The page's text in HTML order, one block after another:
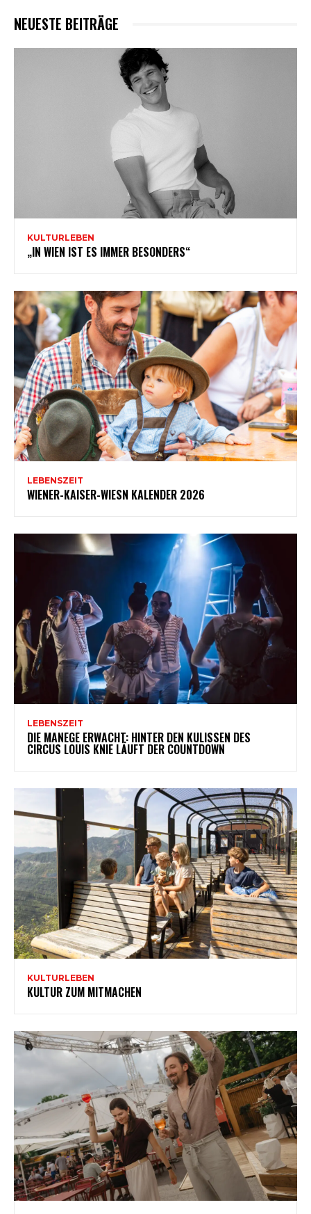
NEUESTE BEITRÄGE
KULTURLEBEN
„IN WIEN IST ES IMMER BESONDERS“
LEBENSZEIT
WIENER-KAISER-WIESN KALENDER 2026
LEBENSZEIT
DIE MANEGE ERWACHT: HINTER DEN KULISSEN DES
CIRCUS LOUIS KNIE LÄUFT DER COUNTDOWN
KULTURLEBEN
KULTUR ZUM MITMACHEN